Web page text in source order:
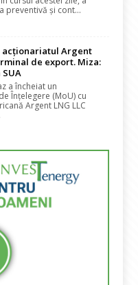
preventivă și cont...
acționariatul Argent
de export. Miza:
a încheiat un
Înțelegere (MoU) cu
Argent LNG LLC